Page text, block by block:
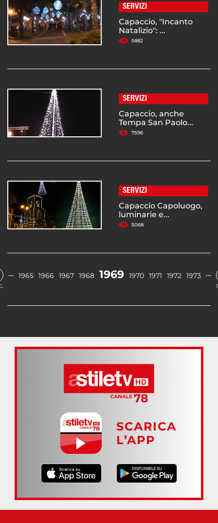
SERVIZI
Capaccio, "Incanto
Natalizio": ...
5882
SERVIZI
Capaccio, anche
Tempa San Paolo...
7596
SERVIZI
Capaccio Capoluogo,
luminarie e...
5068
… 1965 1966 1967 1968 1969 1970 1971 1972 1973 …
SCARICA
L’APP